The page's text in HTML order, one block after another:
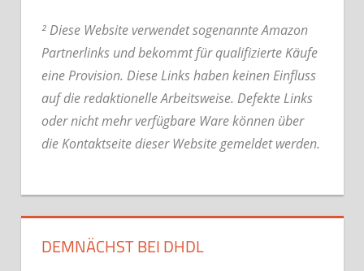
² Diese Website verwendet sogenannte Amazon
Partnerlinks und bekommt für qualifizierte Käufe
eine Provision. Diese Links haben keinen Einfluss
auf die redaktionelle Arbeitsweise. Defekte Links
oder nicht mehr verfügbare Ware können über
die Kontaktseite dieser Website gemeldet werden.
DEMNÄCHST BEI DHDL